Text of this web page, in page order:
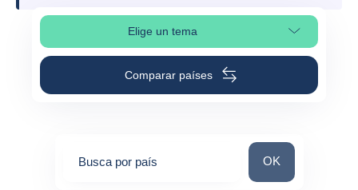
Elige un temaSelleciona la sección de la página
Comparar países
Busca por país Busca por país
OK